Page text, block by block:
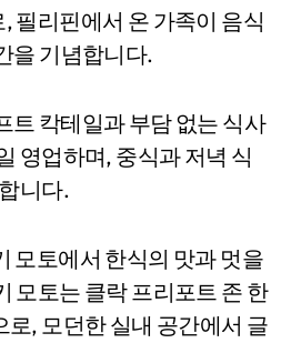
필리핀에서 온 가족이 음식
을 기념합니다.
트 칵테일과 부담 없는 식사
영업하며, 중식과 저녁 식
니다.
모토에서 한식의 맛과 멋을
모토는 클락 프리포트 존 한
로, 모던한 실내 공간에서 글